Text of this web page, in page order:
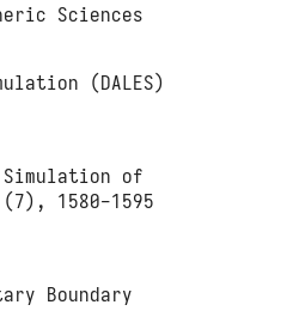
Sciences
(DALES)
of
(7), 1580-1595
Boundary